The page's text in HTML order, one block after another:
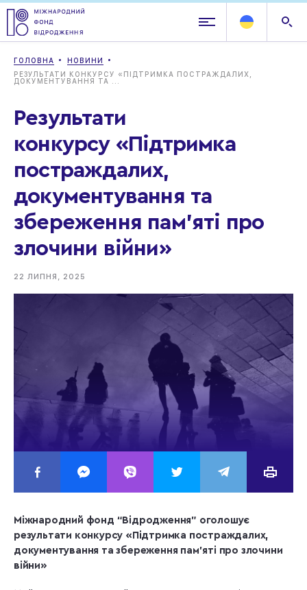
ГОЛОВНА
НОВИНИ
РЕЗУЛЬТАТИ КОНКУРСУ «ПІДТРИМКА ПОСТРАЖДАЛИХ,
ДОКУМЕНТУВАННЯ ТА ...
Результати
конкурсу «Підтримка
постраждалих,
документування та
збереження пам’яті про
злочини війни»
22 ЛИПНЯ, 2025
Міжнародний фонд “Відродження” оголошує
результати конкурсу «Підтримка постраждалих,
документування та збереження пам’яті про злочини
війни»